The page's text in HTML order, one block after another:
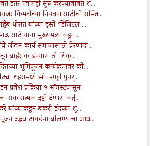
इतर उद्योगही सुरू करण्याबाबत श...
किमतीच्या नियंत्रणासाठीची समित...
थोरात यांच्या हस्ते ‘डिजिटल ...
साठे यांना मुख्यमंत्र्यांकडून...
कार्य समाजासाठी प्रेरणादा...
बाहेर काढण्यासाठी शिक्...
भूमिपूजन कार्यक्रमावर को...
शहरांमध्ये झोपडपट्टी पुनर्...
प्रक्रिया १ ऑगस्टपासून
सकारात्मक दृष्टी देणारा कर्तृ...
यांच्याकडून बकरी ईदच्या शु...
उद्धव ठाकरेंना बोलण्याचा आध...